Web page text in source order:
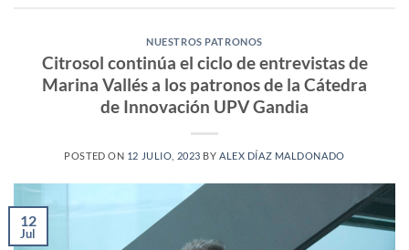
NUESTROS PATRONOS
Citrosol continúa el ciclo de entrevistas de
Marina Vallés a los patronos de la Cátedra
de Innovación UPV Gandia
POSTED ON 12 JULIO, 2023 BY ALEX DÍAZ MALDONADO
12
Jul